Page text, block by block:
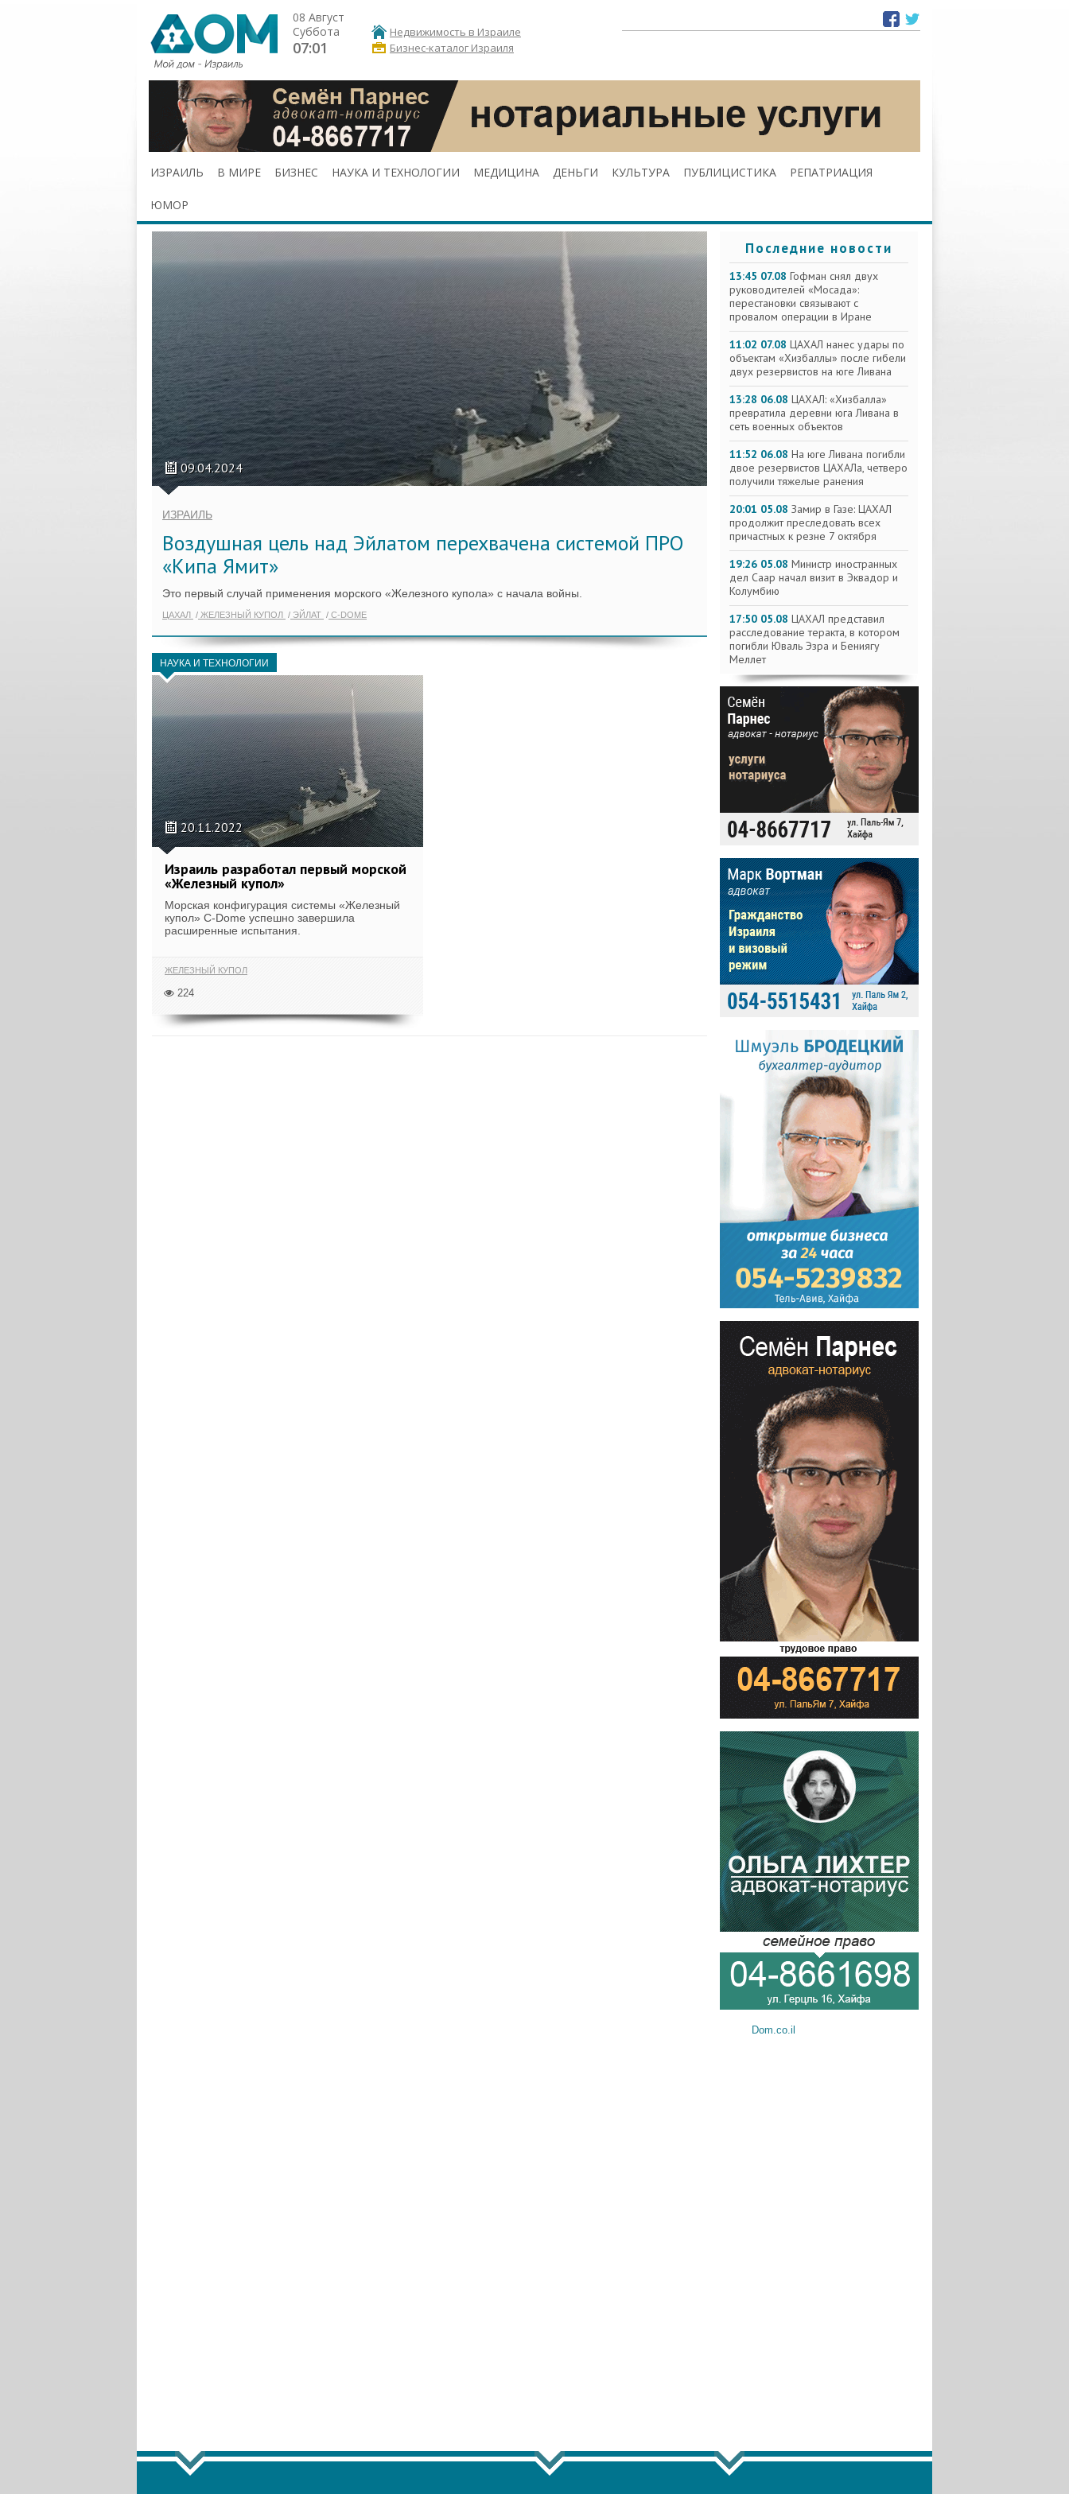
08 Август
Суббота
07:01
Недвижимость в Израиле
Бизнес-каталог Израиля
ИЗРАИЛЬ В МИРЕ БИЗНЕС НАУКА И ТЕХНОЛОГИИ МЕДИЦИНА ДЕНЬГИ КУЛЬТУРА ПУБЛИЦИСТИКА РЕПАТРИАЦИЯ
ЮМОР
09.04.2024
ИЗРАИЛЬ
Воздушная цель над Эйлатом перехвачена системой ПРО
«Кипа Ямит»
Это первый случай применения морского «Железного купола» с начала войны.
ЦАХАЛ ЖЕЛЕЗНЫЙ КУПОЛ ЭЙЛАТ C-DOME
НАУКА И ТЕХНОЛОГИИ
20.11.2022
Израиль разработал первый морской
«Железный купол»
Морская конфигурация системы «Железный
купол» C-Dome успешно завершила
расширенные испытания.
ЖЕЛЕЗНЫЙ КУПОЛ
224
Последние новости
13:45 07.08 Гофман снял двух
руководителей «Мосада»:
перестановки связывают с
провалом операции в Иране
11:02 07.08 ЦАХАЛ нанес удары по
объектам «Хизбаллы» после гибели
двух резервистов на юге Ливана
13:28 06.08 ЦАХАЛ: «Хизбалла»
превратила деревни юга Ливана в
сеть военных объектов
11:52 06.08 На юге Ливана погибли
двое резервистов ЦАХАЛа, четверо
получили тяжелые ранения
20:01 05.08 Замир в Газе: ЦАХАЛ
продолжит преследовать всех
причастных к резне 7 октября
19:26 05.08 Министр иностранных
дел Саар начал визит в Эквадор и
Колумбию
17:50 05.08 ЦАХАЛ представил
расследование теракта, в котором
погибли Юваль Эзра и Бениягу
Меллет
Dom.co.il